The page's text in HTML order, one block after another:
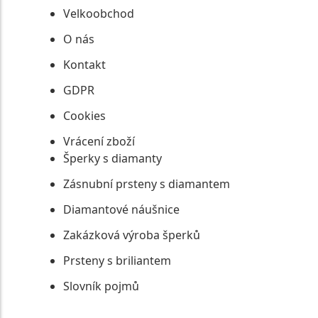
Velkoobchod
O nás
Kontakt
GDPR
Cookies
Vrácení zboží
Šperky s diamanty
Zásnubní prsteny s diamantem
Diamantové náušnice
Zakázková výroba šperků
Prsteny s briliantem
Slovník pojmů